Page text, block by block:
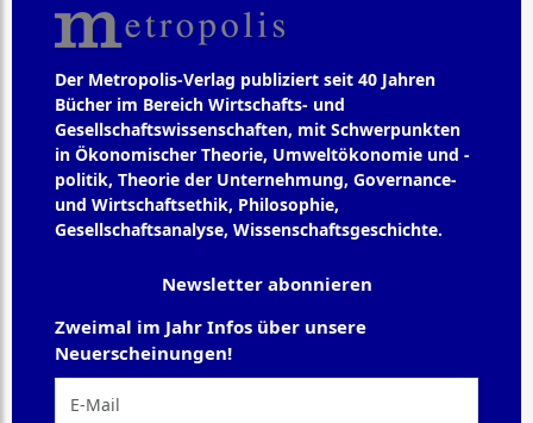
Der Metropolis-Verlag publiziert seit 40 Jahren
Bücher im Bereich Wirtschafts- und
Gesellschaftswissenschaften, mit Schwerpunkten
in Ökonomischer Theorie, Umweltökonomie und -
politik, Theorie der Unternehmung, Governance-
und Wirtschaftsethik, Philosophie,
Gesellschaftsanalyse, Wissenschaftsgeschichte.
Newsletter abonnieren
Zweimal im Jahr Infos über unsere
Neuerscheinungen!